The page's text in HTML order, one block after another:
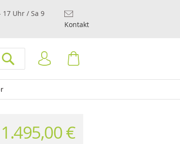
17 Uhr / Sa 9
Kontakt
Anmelden
1.495,00 €